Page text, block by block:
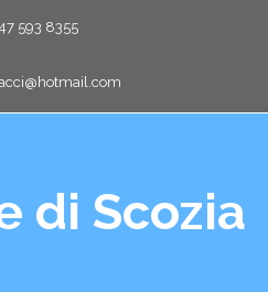
593 8355
di Scozia